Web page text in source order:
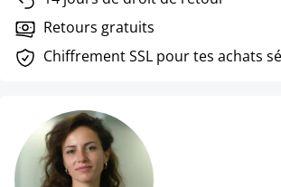
Retours gratuits
Chiffrement SSL pour tes achats